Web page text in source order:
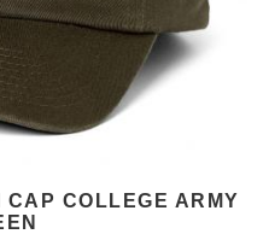
COLLEGE ARMY